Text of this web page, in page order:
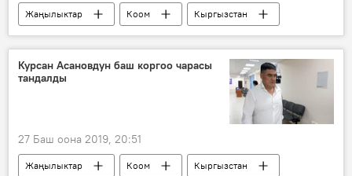
Жаңылыктар Коом
Кыргызстан
Бишкек
газ
Курсан Асановдун баш коргоо чарасы
тандалды
27 Баш оона 2019, 20:51
Жаңылыктар Коом
Кыргызстан